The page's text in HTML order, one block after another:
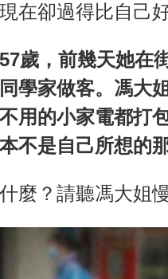
在卻過得比自己
歲，前幾天她在
學家做客。馮大
用的小家電都打
不是自己所想的
麼？請聽馮大姐